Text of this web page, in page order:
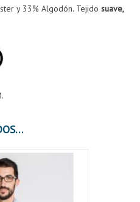
y 33% Algodón. Tejido suave,
PRODUCTOS RELACIONADOS